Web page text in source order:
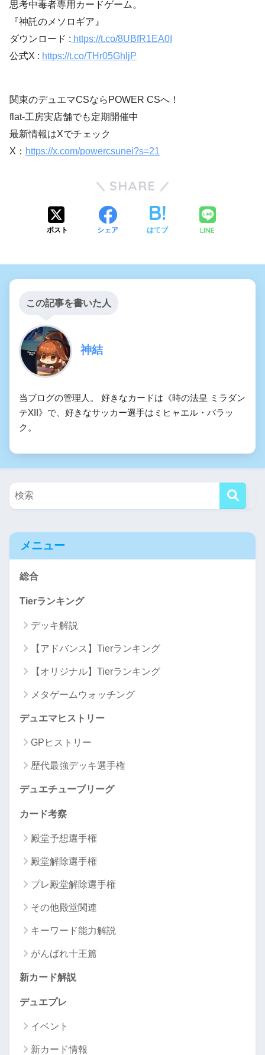
思考中毒者専用カードゲーム。
『神託のメソロギア』
ダウンロード : https://t.co/8UBfR1EA0I
公式X : https://t.co/THr05GhljP
関東のデュエマCSならPOWER CSへ！
flat-工房実店舗でも定期開催中
最新情報はXでチェック
X： https://x.com/powercsunei?s=21
SHARE
ポスト シェア はてブ LINE
この記事を書いた人
神結
当ブログの管理人。 好きなカードは《時の法皇 ミラダン
テXII》で、好きなサッカー選手はミヒャエル・バラッ
ク。
メニュー
総合
Tierランキング
デッキ解説
【アドバンス】Tierランキング
【オリジナル】Tierランキング
メタゲームウォッチング
デュエマヒストリー
GPヒストリー
歴代最強デッキ選手権
デュエチューブリーグ
カード考察
殿堂予想選手権
殿堂解除選手権
プレ殿堂解除選手権
その他殿堂関連
キーワード能力解説
がんばれ十王篇
新カード解説
デュエプレ
イベント
新カード情報